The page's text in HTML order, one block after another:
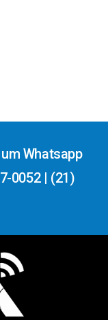
Whatsapp
0052 | (21)